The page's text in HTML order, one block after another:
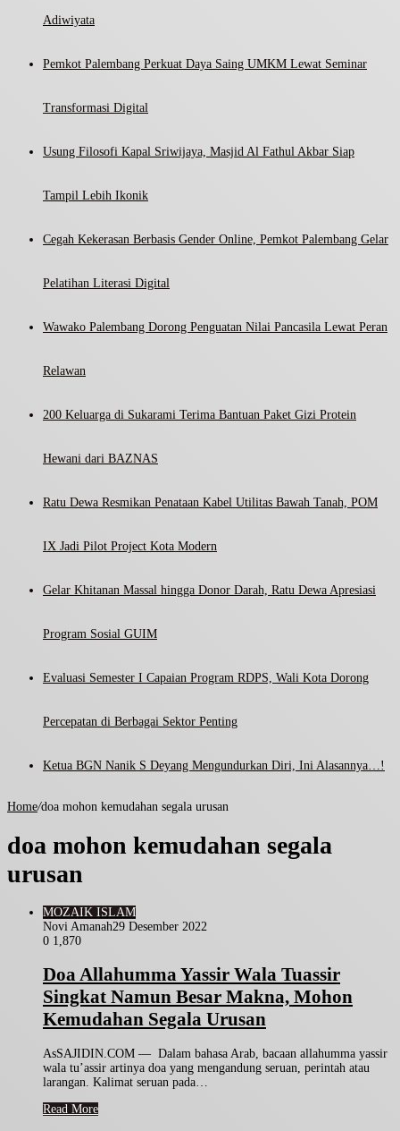
Adiwiyata
Pemkot Palembang Perkuat Daya Saing UMKM Lewat Seminar
Transformasi Digital
Usung Filosofi Kapal Sriwijaya, Masjid Al Fathul Akbar Siap
Tampil Lebih Ikonik
Cegah Kekerasan Berbasis Gender Online, Pemkot Palembang Gelar
Pelatihan Literasi Digital
Wawako Palembang Dorong Penguatan Nilai Pancasila Lewat Peran
Relawan
200 Keluarga di Sukarami Terima Bantuan Paket Gizi Protein
Hewani dari BAZNAS
Ratu Dewa Resmikan Penataan Kabel Utilitas Bawah Tanah, POM
IX Jadi Pilot Project Kota Modern
Gelar Khitanan Massal hingga Donor Darah, Ratu Dewa Apresiasi
Program Sosial GUIM
Evaluasi Semester I Capaian Program RDPS, Wali Kota Dorong
Percepatan di Berbagai Sektor Penting
Ketua BGN Nanik S Deyang Mengundurkan Diri, Ini Alasannya…!
Home/doa mohon kemudahan segala urusan
doa mohon kemudahan segala
urusan
MOZAIK ISLAM
Novi Amanah29 Desember 2022
0 1,870
Doa Allahumma Yassir Wala Tuassir
Singkat Namun Besar Makna, Mohon
Kemudahan Segala Urusan
AsSAJIDIN.COM — Dalam bahasa Arab, bacaan allahumma yassir
wala tu’assir artinya doa yang mengandung seruan, perintah atau
larangan. Kalimat seruan pada…
Read More